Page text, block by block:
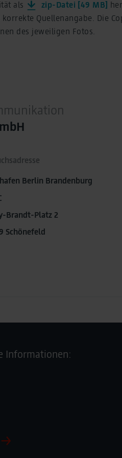
als zip-Datei [49 MB]
Quellenangabe. Die
des jeweiligen Fotos.
Berlin Brandenburg
Brandt-Platz 2
Schönefeld
Informationen: